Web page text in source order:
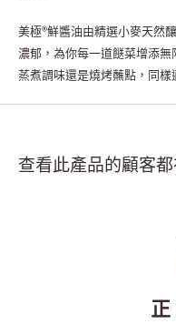
美極®鮮醬油由精選小麥天然
濃郁，為你每一道餸菜增添無
蒸煮調味還是燒烤蘸點，同樣
查看此產品的顧客